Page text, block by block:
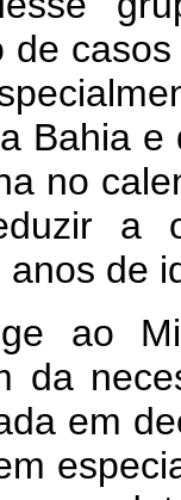
Bahia
no
a
de
ao
da
em